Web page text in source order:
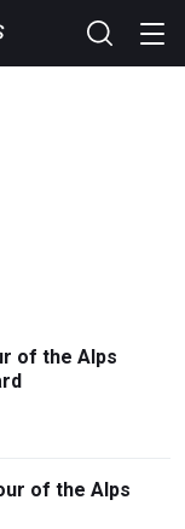
of the Alps
of the Alps